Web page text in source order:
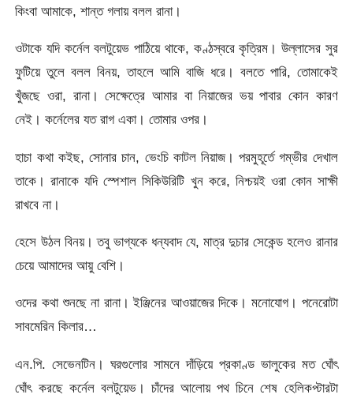
কিংবা আমাকে, শান্ত গলায় বলল রানা।
ওটাকে যদি কর্নেল বলটুয়েভ পাঠিয়ে থাকে, কণ্ঠস্বরে কৃত্রিম। উল্লাসের সুর
ফুটিয়ে তুলে বলল বিনয়, তাহলে আমি বাজি ধরে। বলতে পারি, তোমাকেই
খুঁজছে ওরা, রানা। সেক্ষেত্রে আমার বা নিয়াজের ভয় পাবার কোন কারণ
নেই। কর্নেলের যত রাগ একা। তোমার ওপর।
হাচা কথা কইছ, সোনার চান, ভেংচি কাটল নিয়াজ। পরমুহূর্তে গম্ভীর দেখাল
তাকে। রানাকে যদি স্পেশাল সিকিউরিটি খুন করে, নিশ্চয়ই ওরা কোন সাক্ষী
রাখবে না।
হেসে উঠল বিনয়। তবু ভাগ্যকে ধন্যবাদ যে, মাত্র দুচার সেকেন্ড হলেও রানার
চেয়ে আমাদের আয়ু বেশি।
ওদের কথা শুনছে না রানা। ইঞ্জিনের আওয়াজের দিকে। মনোযোগ। পনেরোটা
সাবমেরিন কিলার…
এন.পি. সেভেনটিন। ঘরগুলোর সামনে দাঁড়িয়ে প্রকাণ্ড ভালুকের মত ঘোঁৎ
ঘোঁৎ করছে কর্নেল বলটুয়েভ। চাঁদের আলোয় পথ চিনে শেষ হেলিকপ্টারটা